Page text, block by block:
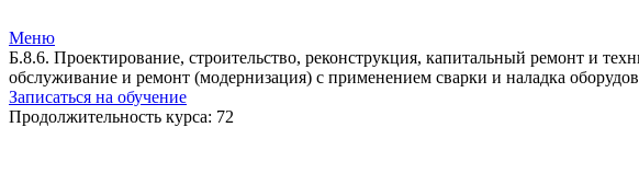
Меню
Б.8.6. Проектирование, строительство, реконструкция, капитальный ремонт и
обслуживание и ремонт (модернизация) с применением сварки и наладка
Записаться на обучение
Продолжительность курса: 72